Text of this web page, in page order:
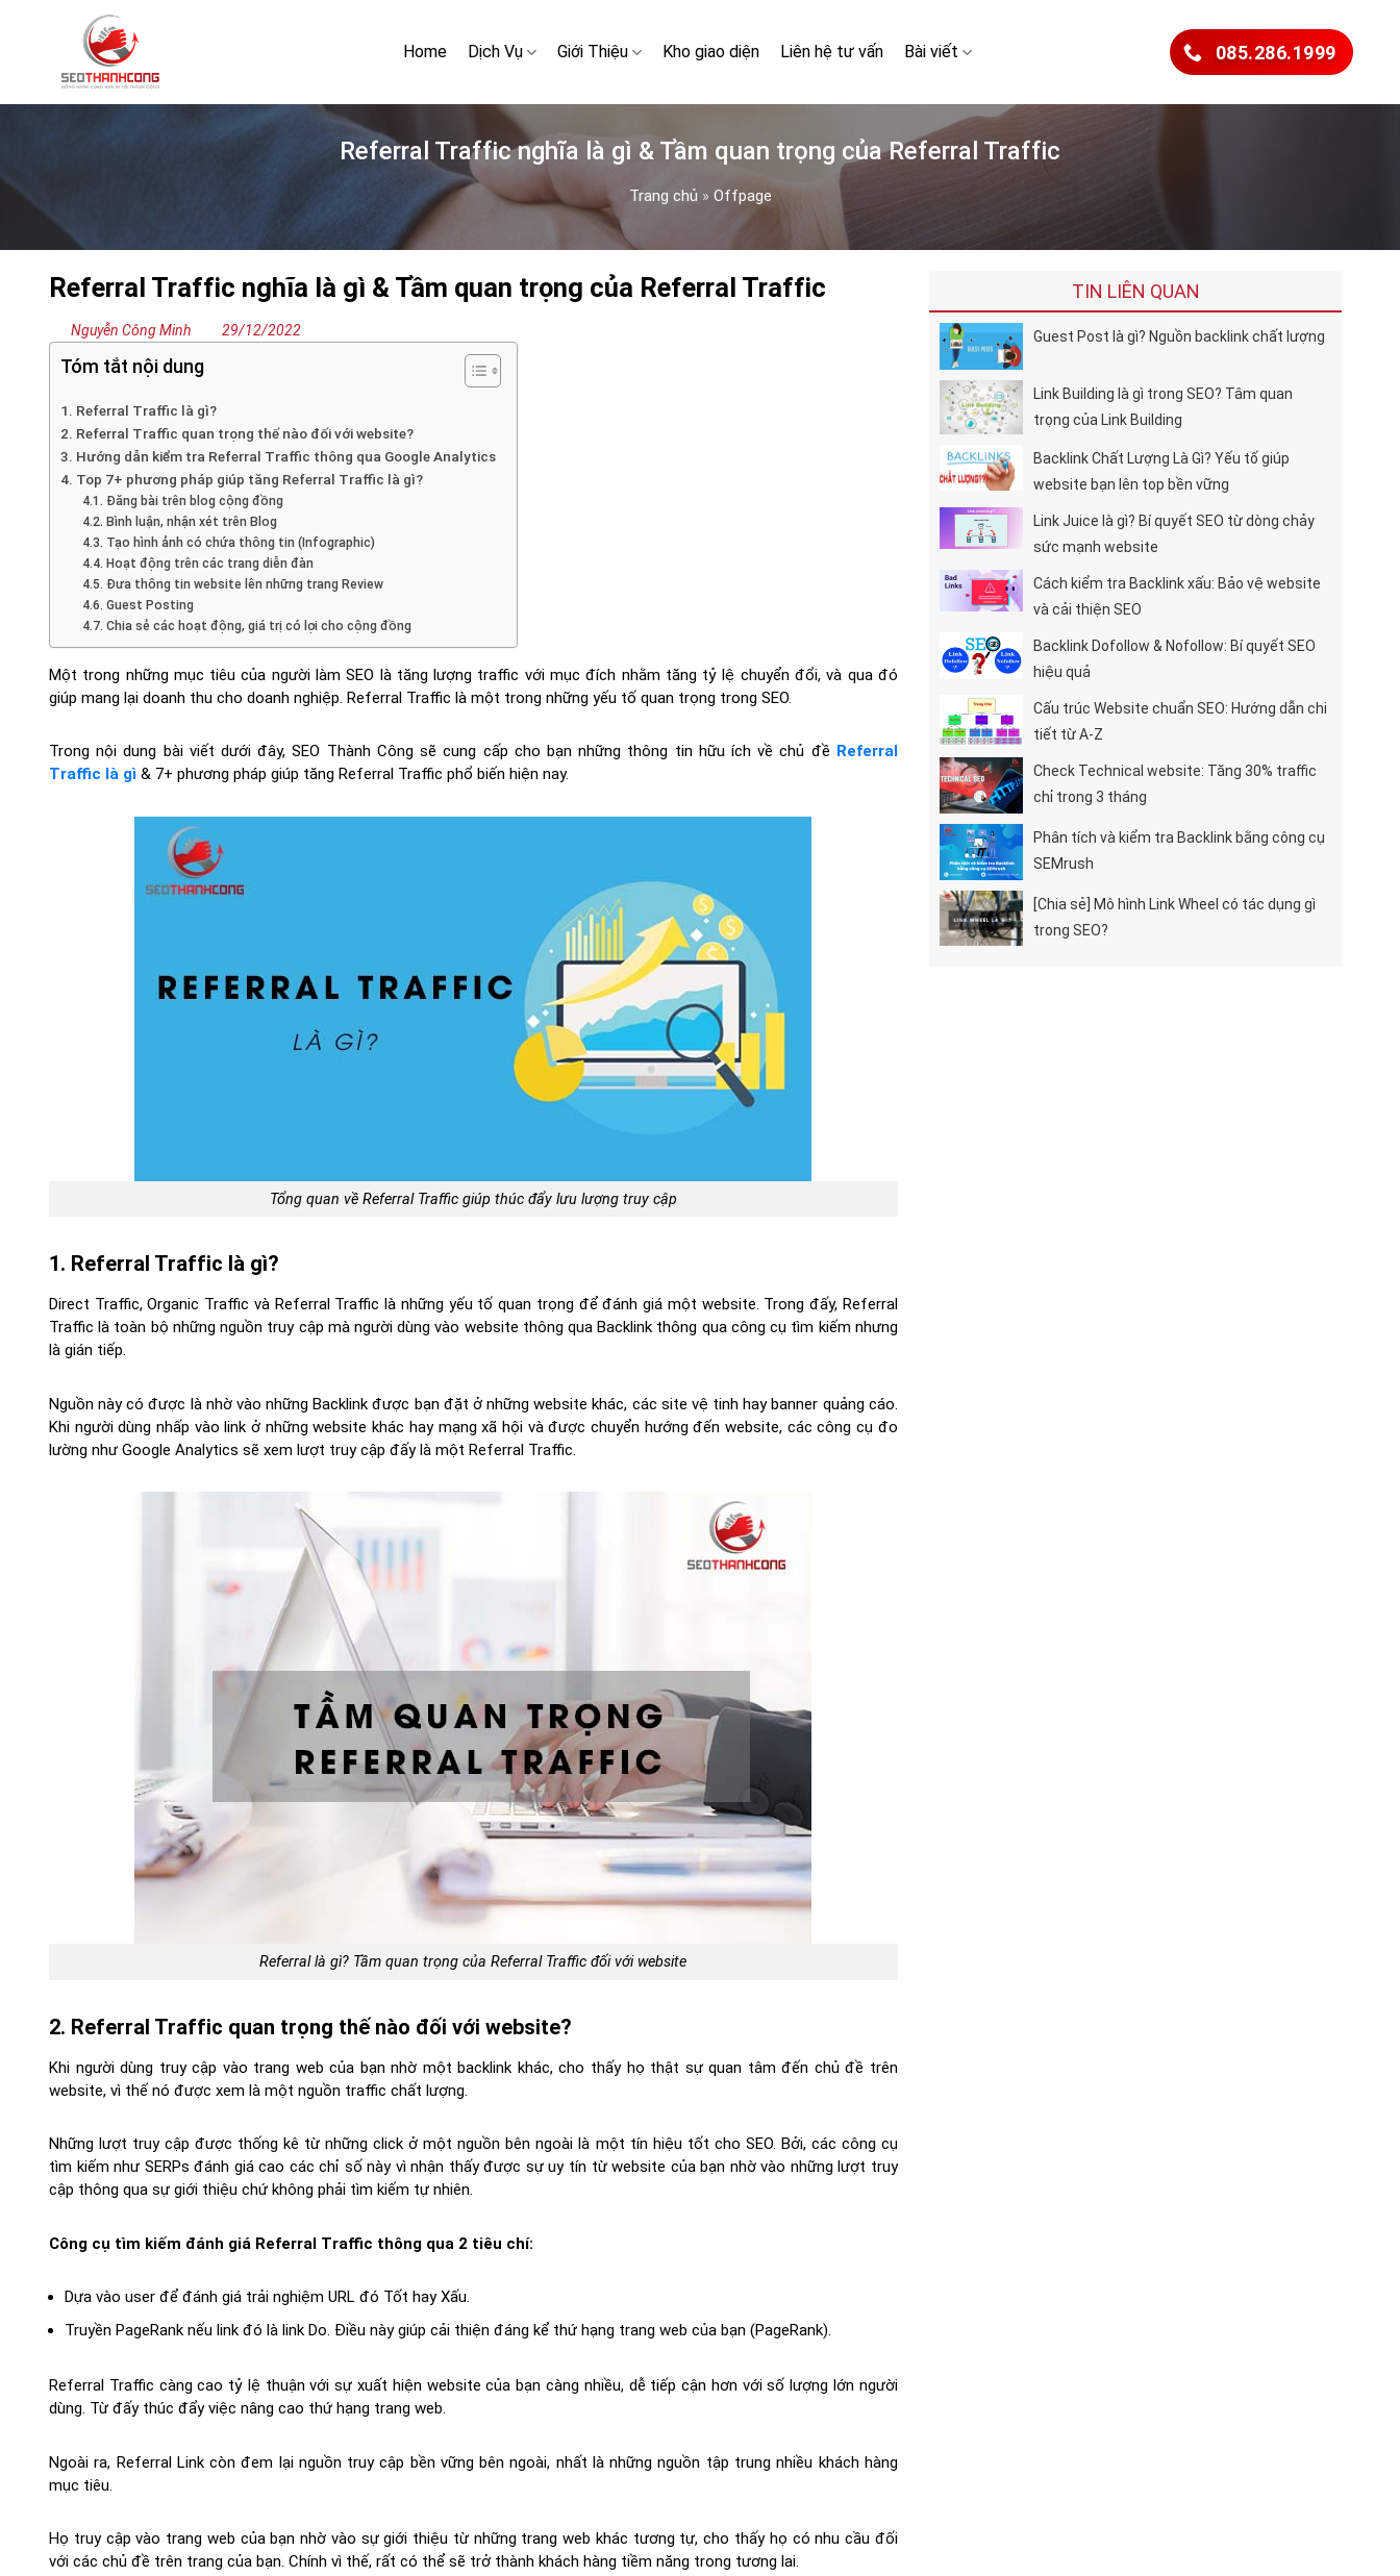
Home Dịch Vụ Giới Thiệu Kho giao diện Liên hệ tư vấn Bài viết 085.286.1999
Referral Traffic nghĩa là gì & Tầm quan trọng của Referral Traffic
Trang chủ » Offpage
Referral Traffic nghĩa là gì & Tầm quan trọng của Referral Traffic
Nguyễn Công Minh 29/12/2022
Tóm tắt nội dung
1. Referral Traffic là gì?
2. Referral Traffic quan trọng thế nào đối với website?
3. Hướng dẫn kiểm tra Referral Traffic thông qua Google Analytics
4. Top 7+ phương pháp giúp tăng Referral Traffic là gì?
4.1. Đăng bài trên blog cộng đồng
4.2. Bình luận, nhận xét trên Blog
4.3. Tạo hình ảnh có chứa thông tin (Infographic)
4.4. Hoạt động trên các trang diễn đàn
4.5. Đưa thông tin website lên những trang Review
4.6. Guest Posting
4.7. Chia sẻ các hoạt động, giá trị có lợi cho cộng đồng
Một trong những mục tiêu của người làm SEO là tăng lượng traffic với mục đích nhằm tăng tỷ lệ chuyển đổi, và qua đó
giúp mang lại doanh thu cho doanh nghiệp. Referral Traffic là một trong những yếu tố quan trọng trong SEO.
Trong nội dung bài viết dưới đây, SEO Thành Công sẽ cung cấp cho bạn những thông tin hữu ích về chủ đề Referral
Traffic là gì & 7+ phương pháp giúp tăng Referral Traffic phổ biến hiện nay.
Tổng quan về Referral Traffic giúp thúc đẩy lưu lượng truy cập
1. Referral Traffic là gì?
Direct Traffic, Organic Traffic và Referral Traffic là những yếu tố quan trọng để đánh giá một website. Trong đấy, Referral
Traffic là toàn bộ những nguồn truy cập mà người dùng vào website thông qua Backlink thông qua công cụ tìm kiếm nhưng
là gián tiếp.
Nguồn này có được là nhờ vào những Backlink được bạn đặt ở những website khác, các site vệ tinh hay banner quảng cáo.
Khi người dùng nhấp vào link ở những website khác hay mạng xã hội và được chuyển hướng đến website, các công cụ đo
lường như Google Analytics sẽ xem lượt truy cập đấy là một Referral Traffic.
Referral là gì? Tầm quan trọng của Referral Traffic đối với website
2. Referral Traffic quan trọng thế nào đối với website?
Khi người dùng truy cập vào trang web của bạn nhờ một backlink khác, cho thấy họ thật sự quan tâm đến chủ đề trên
website, vì thế nó được xem là một nguồn traffic chất lượng.
Những lượt truy cập được thống kê từ những click ở một nguồn bên ngoài là một tín hiệu tốt cho SEO. Bởi, các công cụ
tìm kiếm như SERPs đánh giá cao các chỉ số này vì nhận thấy được sự uy tín từ website của bạn nhờ vào những lượt truy
cập thông qua sự giới thiệu chứ không phải tìm kiếm tự nhiên.
Công cụ tìm kiếm đánh giá Referral Traffic thông qua 2 tiêu chí:
Dựa vào user để đánh giá trải nghiệm URL đó Tốt hay Xấu.
Truyền PageRank nếu link đó là link Do. Điều này giúp cải thiện đáng kể thứ hạng trang web của bạn (PageRank).
Referral Traffic càng cao tỷ lệ thuận với sự xuất hiện website của bạn càng nhiều, dễ tiếp cận hơn với số lượng lớn người
dùng. Từ đấy thúc đẩy việc nâng cao thứ hạng trang web.
Ngoài ra, Referral Link còn đem lại nguồn truy cập bền vững bên ngoài, nhất là những nguồn tập trung nhiều khách hàng
mục tiêu.
Họ truy cập vào trang web của bạn nhờ vào sự giới thiệu từ những trang web khác tương tự, cho thấy họ có nhu cầu đối
với các chủ đề trên trang của bạn. Chính vì thế, rất có thể sẽ trở thành khách hàng tiềm năng trong tương lai.
TIN LIÊN QUAN
Guest Post là gì? Nguồn backlink chất lượng
Link Building là gì trong SEO? Tâm quan
trọng của Link Building
Backlink Chất Lượng Là Gì? Yếu tố giúp
website bạn lên top bền vững
Link Juice là gì? Bí quyết SEO từ dòng chảy
sức mạnh website
Cách kiểm tra Backlink xấu: Bảo vệ website
và cải thiện SEO
Backlink Dofollow & Nofollow: Bí quyết SEO
hiệu quả
Cấu trúc Website chuẩn SEO: Hướng dẫn chi
tiết từ A-Z
Check Technical website: Tăng 30% traffic
chỉ trong 3 tháng
Phân tích và kiểm tra Backlink bằng công cụ
SEMrush
[Chia sẻ] Mô hình Link Wheel có tác dụng gì
trong SEO?